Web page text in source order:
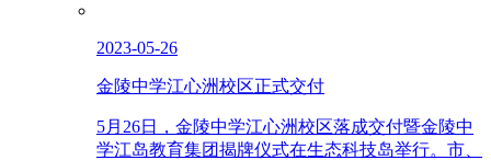
2023-05-26
金陵中学江心洲校区正式交付
5月26日，金陵中学江心洲校区落成交付暨金陵中
学江岛教育集团揭牌仪式在生态科技岛举行。市、